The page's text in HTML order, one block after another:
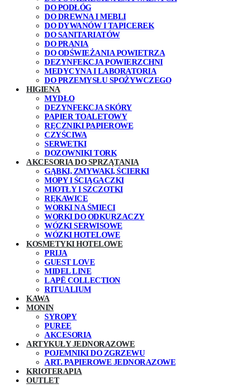
DO PODŁÓG
DO DREWNA I MEBLI
DO DYWANÓW I TAPICEREK
DO SANITARIATÓW
DO PRANIA
DO ODŚWIEŻANIA POWIETRZA
DEZYNFEKCJA POWIERZCHNI
MEDYCYNA I LABORATORIA
DO PRZEMYSŁU SPOŻYWCZEGO
HIGIENA
MYDŁO
DEZYNFEKCJA SKÓRY
PAPIER TOALETOWY
RĘCZNIKI PAPIEROWE
CZYŚCIWA
SERWETKI
DOZOWNIKI TORK
AKCESORIA DO SPRZĄTANIA
GĄBKI, ZMYWAKI, ŚCIERKI
MOPY I ŚCIĄGACZKI
MIOTŁY I SZCZOTKI
RĘKAWICE
WORKI NA ŚMIECI
WORKI DO ODKURZACZY
WÓZKI SERWISOWE
WÓZKI HOTELOWE
KOSMETYKI HOTELOWE
PRIJA
GUEST LOVE
MIDEL LINE
LAPĒ COLLECTION
RITUALIUM
KAWA
MONIN
SYROPY
PUREE
AKCESORIA
ARTYKUŁY JEDNORAZOWE
POJEMNIKI DO ZGRZEWU
ART. PAPIEROWE JEDNORAZOWE
KRIOTERAPIA
OUTLET